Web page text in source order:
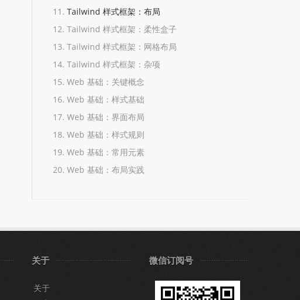
Tailwind 样式框架：布局
Tailwind 样式框架：柔性盒子
Tailwind 样式框架：网格布局
Tailwind 样式框架：杂项
Web 基础：关键概念
Web 基础：样式基础
Web 基础：界面布局
Web 基础：样式规则
Web 基础：常用元素
Web 基础：布局实践
关于
关于
微信订阅号